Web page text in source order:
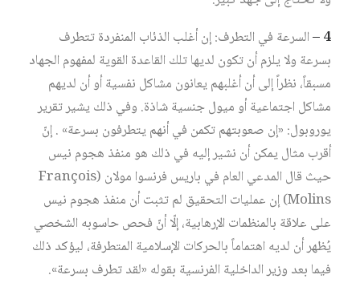
4 –
السرعة في التطرف: إن أغلب الذئاب المنفردة تتطرف
بسرعة ولا يلزم أن تكون لديها تلك القاعدة القوية لمفهوم الجهاد
مسبقاً، نظراً إلى أن أغلبهم يعانون مشاكل نفسية أو أن لديهم
مشاكل اجتماعية أو ميول جنسية شاذة. وفي ذلك يشير تقرير
يوروبول: «إن صعوبتهم تكمن في أنهم يتطرفون بسرعة» . إنّ
أقرب مثال يمكن أن نشير إليه في ذلك هو منفذ هجوم نيس
حيث قال المدعي العام في باريس فرنسوا مولان (François
Molins) إن عمليات التحقيق لم تثبت أن منفذ هجوم نيس
على علاقة بالمنظمات الإرهابية، إلّا أنّ فحص حاسوبه الشخصي
يُظهر أن لديه اهتماماً بالحركات الإسلامية المتطرفة، ليؤكد ذلك
فيما بعد وزير الداخلية الفرنسية بقوله «لقد تطرف بسرعة».